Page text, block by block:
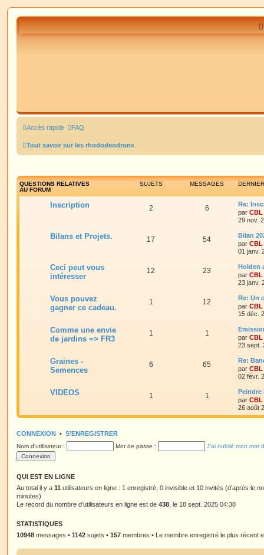
Accès rapide FAQ
Tout savoir sur les rhododendrons
QUESTIONS RELATIVES
AU FORUM
SUJETS MESSAGES
Inscription 2 6
Re:
par CBL
29 nov.
Bilans et Projets. 17 54
Bilan
par CBL
01 janv.
Ceci peut vous
intéresser
12 23
Holden
par CBL
23 janv.
Vous pouvez
gagner ce cadeau.
1 12
Re: Un
par CBL
15 déc.
Comme une envie
de jardins => FR3
1 1
par CBL
23 sept.
Graines -
Semences
6 65
Re:
par CBL
02 févr.
VIDEOS 1 1
Peindre
par CBL
26 août
CONNEXION • S’ENREGISTRER
Nom d’utilisateur : Mot de passe : J’ai oublié mon mot
QUI EST EN LIGNE
Au total il y a 11 utilisateurs en ligne : 1 enregistré, 0 invisible et 10 invités (d’après le
minutes)
Le record du nombre d’utilisateurs en ligne est de 438 , le 18 sept. 2025 04:38
STATISTIQUES
10948 messages • 1142 sujets • 157 membres • Le membre enregistré le plus récent